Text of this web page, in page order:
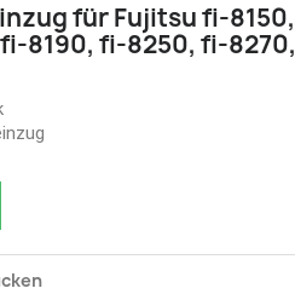
für Fujitsu fi-8150,
8190, fi-8250, fi-8270,